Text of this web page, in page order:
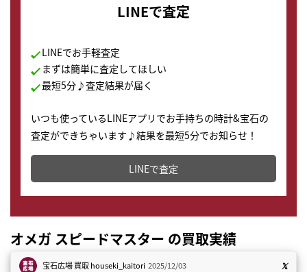
LINEで査定
LINEでお手軽査定
まずは簡単に査定してほしい
最短5分♪査定結果が届く
いつも使っているLINEアプリでお手持ちの時計&宝石の
査定ができちゃいます♪結果を最短5分でお知らせ！
どこからでもすぐに査定金額を知ることが出来ます。
LINEで査定
オメガ スピードマスター の買取実績
宝石広場 買取houseki_kaitori 2025/12/03